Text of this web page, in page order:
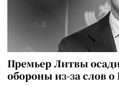
Премьер Литвы
обороны из-за слов о